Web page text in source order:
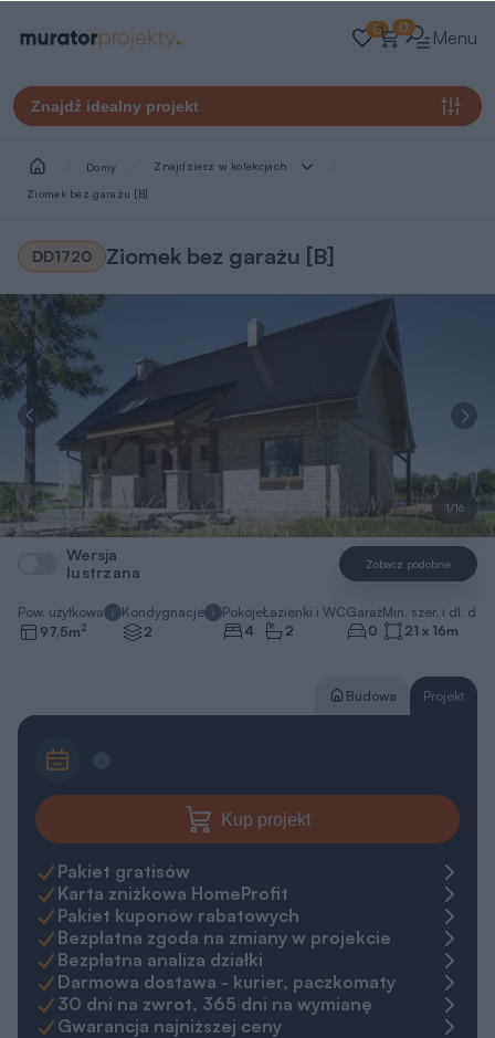
0 0 Menu
Znajdź idealny projekt
Domy Znajdziesz w kolekcjach
Ziomek bez garażu [B]
DD1720 Ziomek bez garażu [B]
1/16
Wersja
lustrzana
Zobacz podobne
Pow. użytkowa
97,5m2
Kondygnacje
2
Pokoje
4
Łazienki i WC
2
Garaż
0
Min. szer. i dł.
21 x 16m
Budowa Projekt
Kup projekt
Pakiet gratisów
Karta zniżkowa HomeProfit
Pakiet kuponów rabatowych
Bezpłatna zgoda na zmiany w projekcie
Bezpłatna analiza działki
Darmowa dostawa - kurier, paczkomaty
30 dni na zwrot, 365 dni na wymianę
Gwarancja najniższej ceny